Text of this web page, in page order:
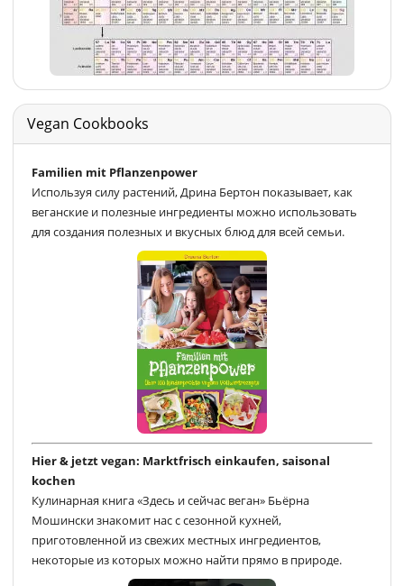
Vegan Cookbooks
Familien mit Pflanzenpower
Используя силу растений, Дрина Бертон показывает, как
веганские и полезные ингредиенты можно использовать
для создания полезных и вкусных блюд для всей семьи.
Hier & jetzt vegan: Marktfrisch einkaufen, saisonal
kochen
Кулинарная книга «Здесь и сейчас веган» Бьёрна
Мошински знакомит нас с сезонной кухней,
приготовленной из свежих местных ингредиентов,
некоторые из которых можно найти прямо в природе.